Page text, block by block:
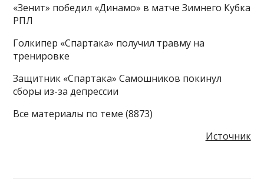
«Зенит» победил «Динамо» в матче Зимнего Кубка
РПЛ
Голкипер «Спартака» получил травму на
тренировке
Защитник «Спартака» Самошников покинул
сборы из-за депрессии
Все материалы по теме (8873)
Источник